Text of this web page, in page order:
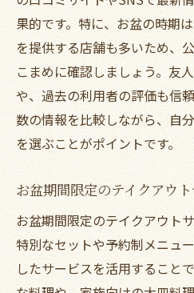
果的です。特に、お盆の時期
を提供する店舗も多いため、
こまめに確認しましょう。友
や、過去の利用者の評価も信
数の情報を比較しながら、自
を選ぶことがポイントです。
お盆期間限定のテイクアウ
お盆期間限定のテイクアウト
特別なセットや予約制メニュ
したサービスを活用すること